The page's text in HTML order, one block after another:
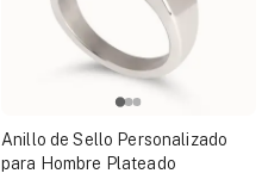
Anillo de Sello Personalizado
para Hombre Plateado